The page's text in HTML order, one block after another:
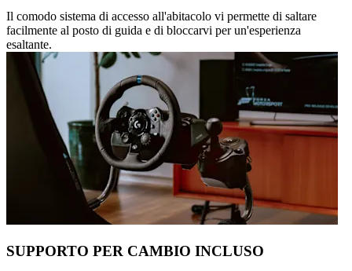
Il comodo sistema di accesso all'abitacolo vi permette di saltare
facilmente al posto di guida e di bloccarvi per un'esperienza
esaltante.
SUPPORTO PER CAMBIO INCLUSO